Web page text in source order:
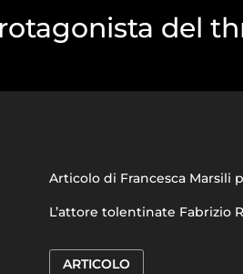
del
Articolo di Francesca Marsili
L’attore tolentinate Fabrizio
ARTICOLO